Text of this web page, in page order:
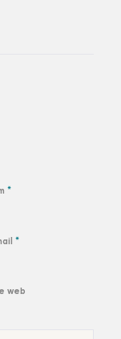
*
*
web